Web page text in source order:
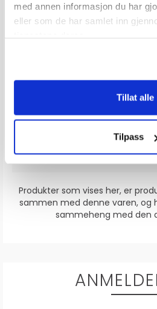
med annen informasjon du har
eller som de har samlet inn
Tillat alle
Tilpass
Produkter som vises her, er
sammen med denne varen, og
sammeheng med den